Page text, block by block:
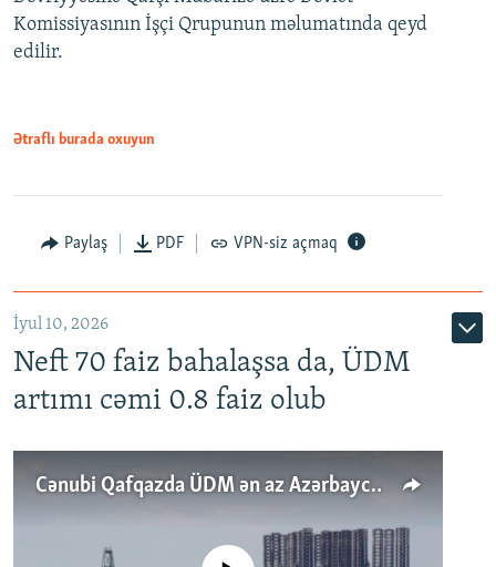
Komissiyasının İşçi Qrupunun məlumatında qeyd
edilir.
Ətraflı burada oxuyun
Paylaş PDF VPN-siz açmaq
İyul 10, 2026
Neft 70 faiz bahalaşsa da, ÜDM
artımı cəmi 0.8 faiz olub
Cənubi Qafqazda ÜDM ən az Azərbaycanda artır: Qonşuları niyə Bakını qabaqlaya bilir?